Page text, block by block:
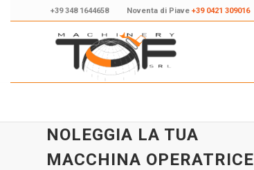
+39 348 1644658 Noventa di Piave +39 0421 309016
NOLEGGIA LA TUA
MACCHINA OPERATRICE